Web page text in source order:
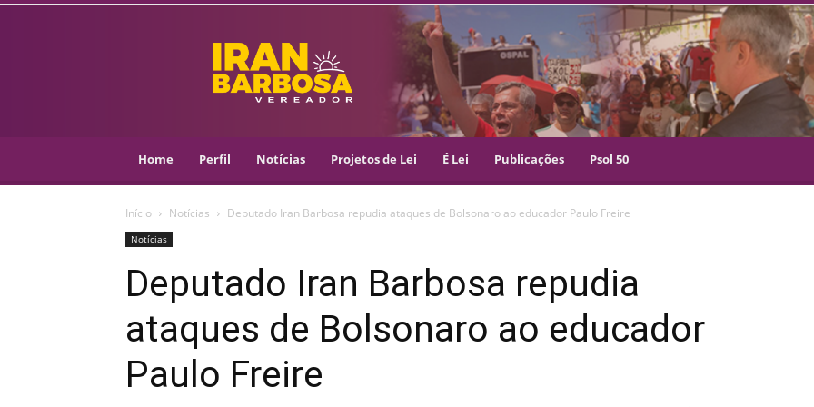
IRAN
BARBOSA
–
VEREADOR
–
Home Perfil Notícias Projetos de Lei É Lei Publicações Psol 50
Início Notícias Deputado Iran Barbosa repudia ataques de Bolsonaro ao educador Paulo Freire
Notícias
Deputado Iran Barbosa repudia
ataques de Bolsonaro ao educador
Paulo Freire